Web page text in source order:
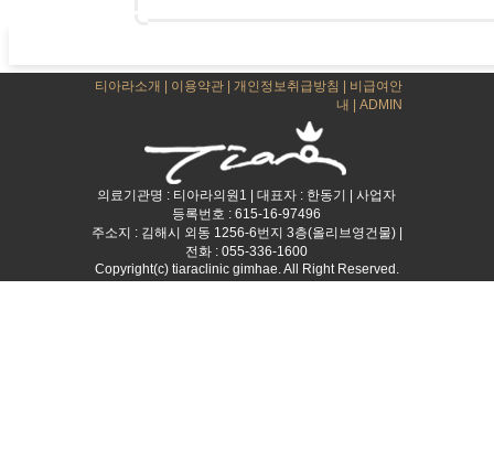
티아라소개 이용약관 |개인정보취급방침
비급여안
내
|ADMIN
의료기관명 : 티아라의원1 | 대표자 : 한동기 | 사업자
등록번호 : 615-16-97496
주소지 : 김해시 외동 1256-6번지 3층(올리브영건물) |
전화 : 055-336-1600
Copyright(c) tiaraclinic gimhae. All Right Reserved.